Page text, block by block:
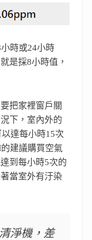
時或24小時
是採8小時值，
把家裡窗戶關
下，室內外的
達每小時15次
建議購買空氣
到每小時5次的
當室外有汙染
淨機，差